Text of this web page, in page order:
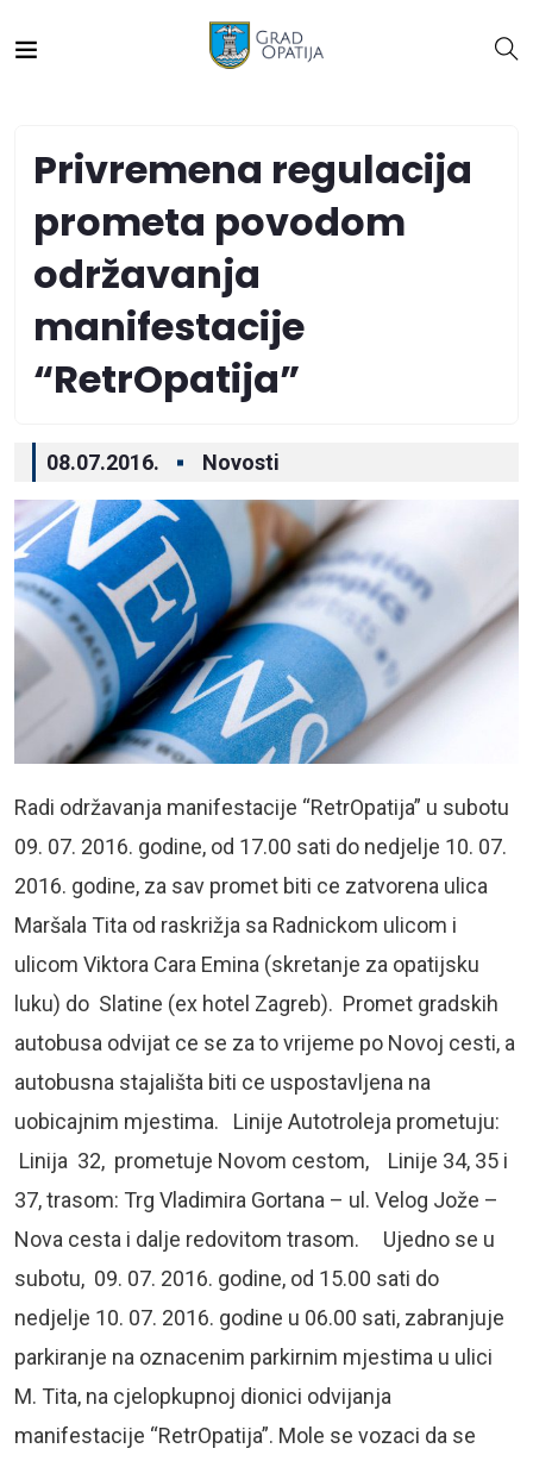
Privremena regulacija
prometa povodom
održavanja
manifestacije
“RetrOpatija”
08.07.2016. Novosti
Radi održavanja manifestacije “RetrOpatija” u subotu
09. 07. 2016. godine, od 17.00 sati do nedjelje 10. 07.
2016. godine, za sav promet biti ce zatvorena ulica
Maršala Tita od raskrižja sa Radnickom ulicom i
ulicom Viktora Cara Emina (skretanje za opatijsku
luku) do Slatine (ex hotel Zagreb). Promet gradskih
autobusa odvijat ce se za to vrijeme po Novoj cesti, a
autobusna stajališta biti ce uspostavljena na
uobicajnim mjestima. Linije Autotroleja prometuju:
Linija 32, prometuje Novom cestom, Linije 34, 35 i
37, trasom: Trg Vladimira Gortana – ul. Velog Jože –
Nova cesta i dalje redovitom trasom. Ujedno se u
subotu, 09. 07. 2016. godine, od 15.00 sati do
nedjelje 10. 07. 2016. godine u 06.00 sati, zabranjuje
parkiranje na oznacenim parkirnim mjestima u ulici
M. Tita, na cjelopkupnoj dionici odvijanja
manifestacije “RetrOpatija”. Mole se vozaci da se